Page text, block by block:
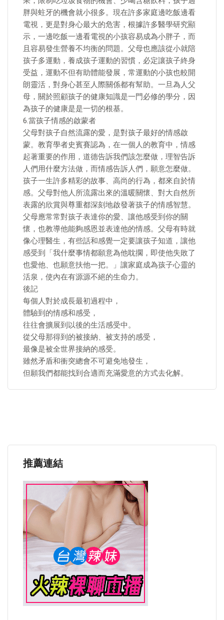
胖與蛀牙的機會就小很多。現在許多家庭邊吃飯邊看
電視，更是對身心最大的危害，根據許多醫學研究顯
示，一邊吃飯一邊看電視的小孩容易成為小胖子，而
且容易發生營養不均衡的問題。父母也應該從小就陪
孩子多運動，養成孩子運動的習慣，必定讓孩子終身
受益，運動不但有助體能發展，常運動的小孩也較開
朗靈活，對身心甚至人際關係都有幫助。一旦為人父
母，關於照顧孩子的健康知識是一門必修的學分，因
為孩子的健康是是一切的根基。
6.當孩子情感的啟蒙者
父母對孩子自然流露的愛，是對孩子最好的情感啟
蒙。教育學者史賓賽認為，在一個人的教育中，情感
起著重要的作用，道德告訴我們該怎麼做，理智告訴
人們用什麼方法做，而情感告訴人們，願意怎麼做。
孩子一生許多精彩的故事、高尚的行為，都來自於情
感。父母對他人所流露出來的溫暖關懷、對大自然所
表露的欣賞與尊重都深刻地啟發著孩子的情感智慧。
父母應常常對孩子表達你的愛、讓他感受到你的關
懷，也教導他能夠感恩並表達他的情感。父母有時就
像心理醫生，有些話和感覺一定要讓孩子知道，讓他
感受到「我什麼事情都願意為他耽擱，即使他失敗了
也愛他、也願意扶他一把。」讓家庭成為孩子心靈的
活泉，使內在有源源不絕的生命力。
後記
每個人對於成長最初過程中，
體驗到的情感和感受，
往往會擴展到以後的生活感受中。
從父母那得到的被接納、被支持的感受，
最像是被全世界接納的感受。
雖然矛盾和衝突總會不可避免地發生，
但願我們都能找到合適而充滿愛意的方式去化解。
推薦連結